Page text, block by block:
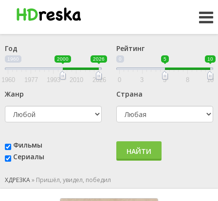
Год
1960 2000 2026
1960 1977 1993 2010 2026
Рейтинг
0 5 10
0 3 5 8 10
Жанр Страна
Фильмы
Сериалы
НАЙТИ
ХДРЕЗКА» Пришёл, увидел, победил